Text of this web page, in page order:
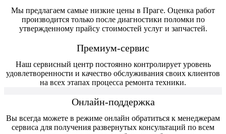
Мы предлагаем самые низкие цены в Праге. Оценка работ
производится только после диагностики поломки по
утвержденному прайсу стоимостей услуг и запчастей.
Премиум-сервис
Наш сервисный центр постоянно контролирует уровень
удовлетворенности и качество обслуживания своих клиентов
на всех этапах процесса ремонта техники.
Онлайн-поддержка
Вы всегда можете в режиме онлайн обратиться к менеджерам
сервиса для получения развернутых консультаций по всем